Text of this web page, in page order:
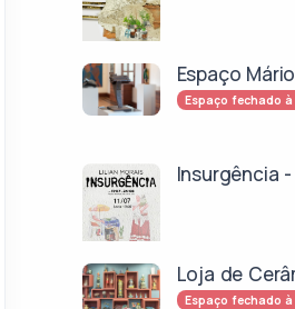
Espaço
Espaço fechado
Insurgência
Loja de
Espaço fechado